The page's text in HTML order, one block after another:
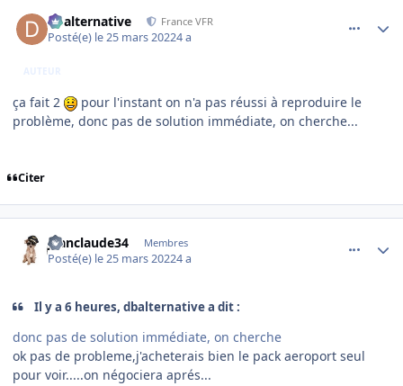
dbalternative France VFR
Posté(e) le 25 mars 20224 a
AUTEUR
ça fait 2
pour l'instant on n'a pas réussi à reproduire le
problème, donc pas de solution immédiate, on cherche...
Citer
jeanclaude34 Membres
Posté(e) le 25 mars 20224 a
Il y a 6 heures, dbalternative a dit :
donc pas de solution immédiate, on cherche
ok pas de probleme,j'acheterais bien le pack aeroport seul
pour voir.....on négociera aprés...